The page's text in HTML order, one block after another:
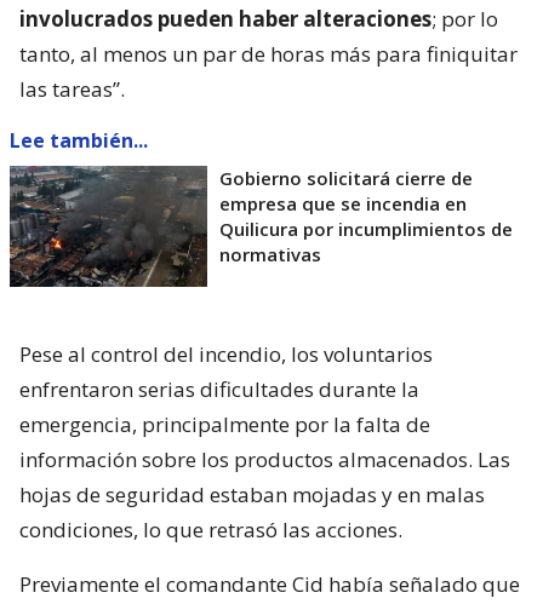
involucrados pueden haber alteraciones; por lo
tanto, al menos un par de horas más para finiquitar
las tareas”.
Lee también...
Gobierno solicitará cierre de
empresa que se incendia en
Quilicura por incumplimientos de
normativas
Pese al control del incendio, los voluntarios
enfrentaron serias dificultades durante la
emergencia, principalmente por la falta de
información sobre los productos almacenados. Las
hojas de seguridad estaban mojadas y en malas
condiciones, lo que retrasó las acciones.
Previamente el comandante Cid había señalado que